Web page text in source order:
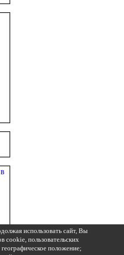
использовать сайт, Вы
cookie, пользовательских
положение;